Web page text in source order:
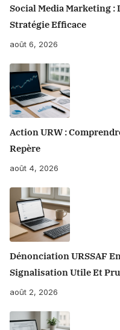
Social Media Marketing :
Stratégie Efficace
août 6, 2026
Action URW :
Repère
août 4, 2026
Dénonciation URSSAF
Signalisation Utile Et
août 2, 2026